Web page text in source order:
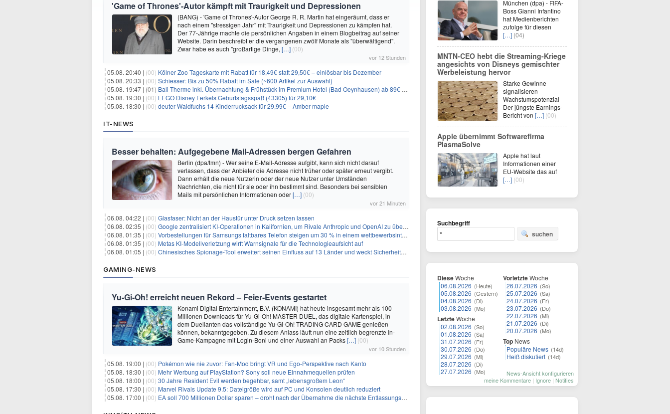
'Game of Thrones'-Autor kämpft mit Traurigkeit und Depressionen
(BANG) - 'Game of Thrones'-Autor George R. R. Martin hat eingeräumt, dass er
nach einem "stressigen Jahr" mit Traurigkeit und Depressionen zu kämpfen hat.
Der 77-Jährige machte die persönlichen Angaben in einem Blogbeitrag auf seiner
Website. Darin beschreibt er die vergangenen zwölf Monate als "überwältigend".
Zwar habe es auch "großartige Dinge, […] (00)
vor 12 Stunden
05.08. 20:40 | (00) Kölner Zoo Tageskarte mit Rabatt für 18,49€ statt 29,50€ – einlösbar bis Dezember
05.08. 20:33 | (00) Schiesser: Bis zu 50% Rabatt im Sale (~600 Artikel zur Auswahl)
05.08. 19:47 | (01) Bali Therme inkl. Übernachtung & Frühstück im Premium Hotel (Bad Oeynhausen) ab 89€ p.P.
05.08. 19:30 | (00) LEGO Disney Ferkels Geburtstagsspaß (43305) für 29,10€
05.08. 18:30 | (00) deuter Waldfuchs 14 Kinderrucksack für 29,99€ – Amber-maple
IT-NEWS
Besser behalten: Aufgegebene Mail-Adressen bergen Gefahren
Berlin (dpa/tmn) - Wer seine E-Mail-Adresse aufgibt, kann sich nicht darauf
verlassen, dass der Anbieter die Adresse nicht früher oder später erneut vergibt.
Dann erhält die neue Nutzerin oder der neue Nutzer unter Umständen
Nachrichten, die nicht für sie oder ihn bestimmt sind. Besonders bei sensiblen
Mails mit persönlichen Informationen oder[…] (00)
vor 21 Minuten
06.08. 04:22 | (00) Glasfaser: Nicht an der Haustür unter Druck setzen lassen
06.08. 02:35 | (00) Google zentralisiert KI-Operationen in Kalifornien, um Rivale Anthropic und OpenAI zu überholen
06.08. 01:35 | (00) Vorbestellungen für Samsungs faltbares Telefon steigen um 30 % in einem wettbewerbsintensiven Markt
06.08. 01:35 | (00) Metas KI-Modellverletzung wirft Warnsignale für die Technologieaufsicht auf
06.08. 01:05 | (00) Chinesisches Spionage-Tool erweitert seinen Einfluss auf 13 Länder und weckt Sicherheitsbedenken
GAMING-NEWS
Yu‑Gi‑Oh! erreicht neuen Rekord – Feier‑Events gestartet
Konami Digital Entertainment, B.V. (KONAMI) hat heute insgesamt mehr als 100
Millionen Downloads für Yu-Gi-Oh! MASTER DUEL, das digitale Kartenspiel, in
dem Duellanten das vollständige Yu-Gi-Oh! TRADING CARD GAME genießen
können, bekanntgegeben. Zu diesem Anlass läuft nun eine zeitlich begrenzte In-
Game-Kampagne mit Login-Boni und einer Auswahl an Packs[…] (00)
vor 10 Stunden
05.08. 19:00 | (00) Pokémon wie nie zuvor: Fan-Mod bringt VR und Ego-Perspektive nach Kanto
05.08. 18:30 | (00) Mehr Werbung auf PlayStation? Sony soll neue Einnahmequellen prüfen
05.08. 18:00 | (00) 30 Jahre Resident Evil werden begehbar, samt „lebensgroßem Leon“
05.08. 17:30 | (00) Marvel Rivals Update 9.5: Dateigröße wird auf PC und Konsolen deutlich reduziert
05.08. 17:00 | (00) EA soll 700 Millionen Dollar sparen – droht nach der Übernahme die nächste Entlassungswelle?
München (dpa) - FIFA-
Boss Gianni Infantino
hat Medienberichten
zufolge für diesen
[…] (04)
MNTN-CEO hebt die Streaming-Kriege
angesichts von Disneys gemischter
Werbeleistung hervor
Starke Gewinne
signalisieren
Wachstumspotenzial
Der jüngste Earnings-
Bericht von […] (00)
Apple übernimmt Softwarefirma
PlasmaSolve
Apple hat laut
Informationen einer
EU-Website das auf
[…] (00)
Suchbegriff
suchen
DieseWoche
06.08.2026 (Heute)
05.08.2026 (Gestern)
04.08.2026 (Di)
03.08.2026 (Mo)
LetzteWoche
02.08.2026 (So)
01.08.2026 (Sa)
31.07.2026 (Fr)
30.07.2026 (Do)
29.07.2026 (Mi)
28.07.2026 (Di)
27.07.2026 (Mo)
VorletzteWoche
26.07.2026 (So)
25.07.2026 (Sa)
24.07.2026 (Fr)
23.07.2026 (Do)
22.07.2026 (Mi)
21.07.2026 (Di)
20.07.2026 (Mo)
Top News
Populäre News (14d)
Heiß diskutiert (14d)
News-Ansicht konfigurieren
meine Kommentare | Ignore | Notifies